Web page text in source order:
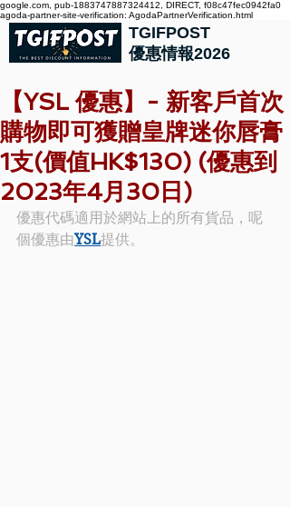
google.com, pub-1883747887324412, DIRECT, f08c47fec0942fa0
agoda-partner-site-verification: AgodaPartnerVerification.html
TGIFPOST
優惠情報2026
【YSL 優惠】- 新客戶首次
購物即可獲贈皇牌迷你唇膏
1支(價值HK$130) (優惠到
2023年4月30日)
優惠代碼適用於網站上的所有貨品，呢
個優惠由YSL提供。